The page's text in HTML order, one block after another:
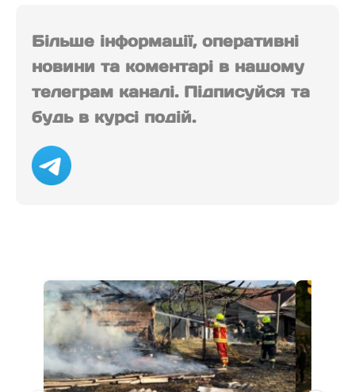
Більше інформації, оперативні
новини та коментарі в нашому
телеграм каналі. Підписуйся та
будь в курсі подій.